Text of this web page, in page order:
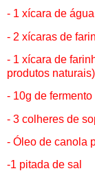
- 1 xícara de
- 2 xícaras de
- 1 xícara de
produtos naturais)
- 10g de
- 3 colheres de
- Óleo de canola
-1 pitada de sal